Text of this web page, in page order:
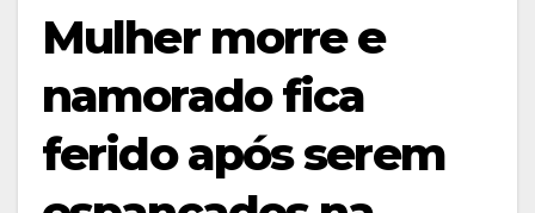
Mulher morre e
namorado fica
ferido após serem